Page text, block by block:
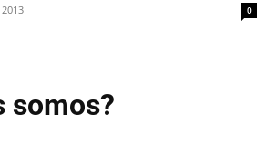
0
somos?